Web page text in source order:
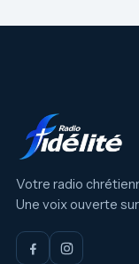
Votre radio
Une voix ouverte sur